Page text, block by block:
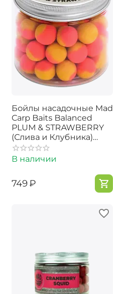
Бойлы насадочные Mad
Carp Baits Balanced
PLUM & STRAWBERRY
(Слива и Клубника)
15мм
В наличии
‍749‍ ₽